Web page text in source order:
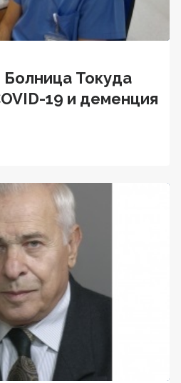
Токуда
19 и деменция